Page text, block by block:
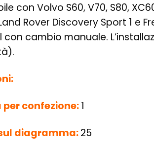
con Volvo S60, V70, S80,
Rover Discovery Sport 1 e
con cambio manuale.
confezione:1
diagramma:25